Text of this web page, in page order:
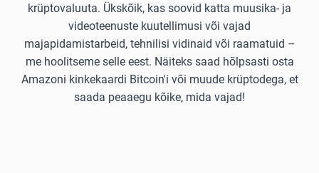
krüptovaluuta. Ükskõik, kas soovid katta muusika- ja
videoteenuste kuutellimusi või vajad
majapidamistarbeid, tehnilisi vidinaid või raamatuid –
me hoolitseme selle eest. Näiteks saad hõlpsasti osta
Amazoni kinkekaardi Bitcoin'i või muude krüptodega, et
saada peaaegu kõike, mida vajad!